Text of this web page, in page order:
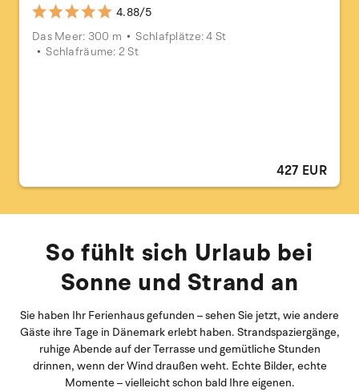
4.88/5
Das Meer: 300 m
Schlafplätze: 4 St
Schlafräume: 2 St
427 EUR
So fühlt sich Urlaub bei
Sonne und Strand an
Sie haben Ihr Ferienhaus gefunden – sehen Sie jetzt, wie andere
Gäste ihre Tage in Dänemark erlebt haben. Strandspaziergänge,
ruhige Abende auf der Terrasse und gemütliche Stunden
drinnen, wenn der Wind draußen weht. Echte Bilder, echte
Momente – vielleicht schon bald Ihre eigenen.